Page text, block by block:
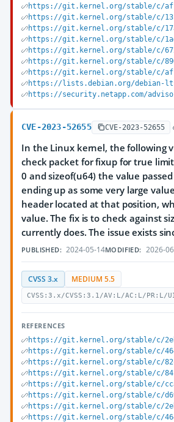
https://git.kernel.org/stable/c/
https://git.kernel.org/stable/c/
https://git.kernel.org/stable/c/
https://git.kernel.org/stable/c/
https://git.kernel.org/stable/c/
https://git.kernel.org/stable/c/
https://git.kernel.org/stable/c/
https://lists.debian.org/debian-lts-
https://security.netapp.com/
CVE-2023-52655 CVE-2023-52655
In the Linux kernel, the following
check packet for fixup for true
0 and sizeof(u64) the value
ending up as some very large
header located at that position,
value. The fix is to check against
currently does. The issue exists
PUBLISHED: 2024-05-14MODIFIED: 2026-
CVSS 3.x MEDIUM 5.5
CVSS:3.x/CVSS:3.1/AV:L/AC:L/
REFERENCES
https://git.kernel.org/stable/c/
https://git.kernel.org/stable/c/
https://git.kernel.org/stable/c/
https://git.kernel.org/stable/c/
https://git.kernel.org/stable/c/
https://git.kernel.org/stable/c/
https://git.kernel.org/stable/c/
https://git.kernel.org/stable/c/